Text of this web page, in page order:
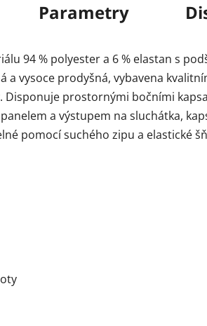
Parametry
94 % polyester a 6 % elastan s
vysoce prodyšná, vybavena
prostornými bočními
a výstupem na sluchátka,
pomocí suchého zipu a elastické